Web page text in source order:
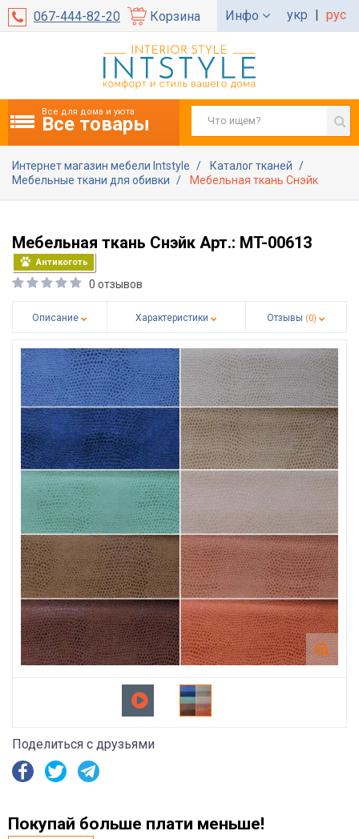
067-444-82-20 Корзина Инфо укр | рус
Все для дома и уюта
Все товары
Интернет магазин мебели Intstyle
Каталог тканей
Мебельные ткани для обивки
Мебельная ткань Снэйк
Мебельная ткань Снэйк Арт.: MT-00613
Антикоготь
0 отзывов
Описание Характеристики Отзывы (0)
Поделиться с друзьями
Покупай больше плати меньше!